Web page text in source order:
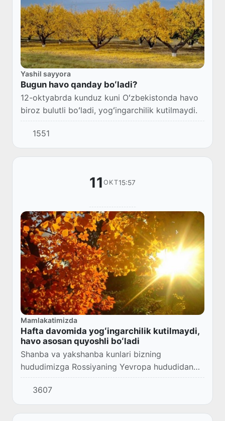
Yashil sayyora
Bugun havo qanday boʻladi?
12-oktyabrda kunduz kuni Oʻzbekistonda havo
biroz bulutli boʻladi, yogʻingarchilik kutilmaydi.
1551
11 OKT15:57
Mamlakatimizda
Hafta davomida yogʻingarchilik kutilmaydi,
havo asosan quyoshli boʻladi
Shanba va yakshanba kunlari bizning
hududimizga Rossiyaning Yevropa hududidan
sovuq va nam havo massalari kirib keldi. Dam
olish kunlari respublikamiz boʻyicha birinchi kuz
yomgʻir...
3607